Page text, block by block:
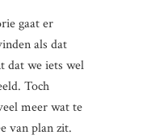
gaat er
als dat
dat we iets wel
Toch
meer wat te
van plan zit.